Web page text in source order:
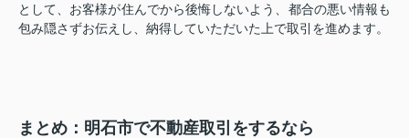
として、お客様が住んでから後悔しないよう、都合の悪い情報も
包み隠さずお伝えし、納得していただいた上で取引を進めます。
まとめ：明石市で不動産取引をするなら